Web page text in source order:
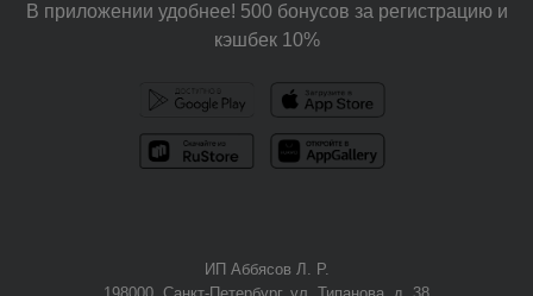
В приложении удобнее! 500 бонусов за регистрацию и
кэшбек 10%
ИП Аббясов Л. Р.